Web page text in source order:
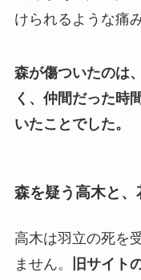
けられるような痛
森が傷ついたのは
く、仲間だった時
いたことでした。
森を疑う高木と
高木は羽立の死を
ません。
旧サイト